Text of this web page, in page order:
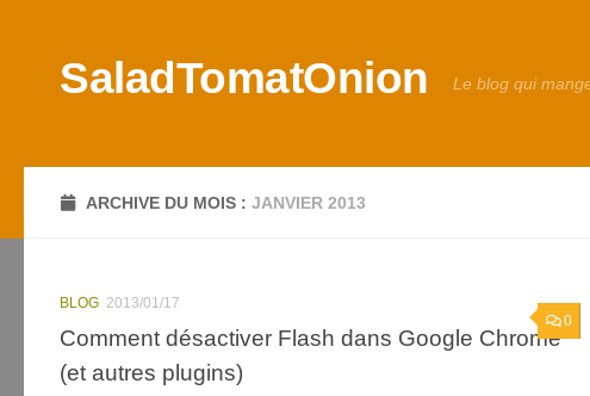
SaladTomatOnion Le blog qui
ARCHIVE DU MOIS :JANVIER 2013
0
BLOG 2013/01/17
Comment désactiver Flash dans Google Chrome
(et autres plugins)